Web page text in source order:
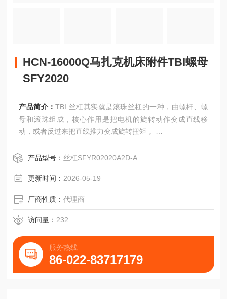
HCN-16000Q马扎克机床附件TBI螺母
SFY2020
产品简介：TBI 丝杠其实就是滚珠丝杠的一种，由螺杆、螺
母和滚珠组成，核心作用是把电机的旋转动作变成直线移
动，或者反过来把直线推力变成旋转扭矩 。
产品型号： 丝杠SFYR02020A2D-A
更新时间： 2026-05-19
厂商性质：代理商
访问量： 232
服务热线
86-022-83717179